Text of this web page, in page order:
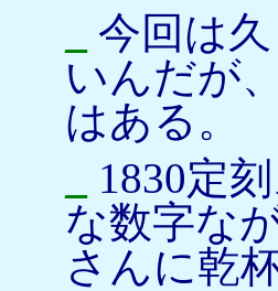
今回は
いんだが
はある。
1830定
な数字な
さんに乾